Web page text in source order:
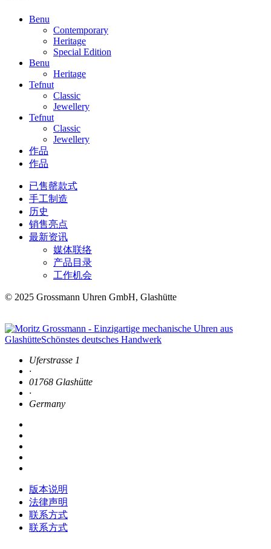
Benu
Contemporary
Heritage
Special Edition
Benu
Heritage
Tefnut
Classic
Jewellery
Tefnut
Classic
Jewellery
作品
作品
已售罄款式
手工制造
历史
销售亮点
最新资讯
媒体联络
产品目录
工作机会
© 2025 Grossmann Uhren GmbH, Glashütte
Uferstrasse 1
·
01768 Glashütte
·
Germany
版本说明
法律声明
联系方式
联系方式